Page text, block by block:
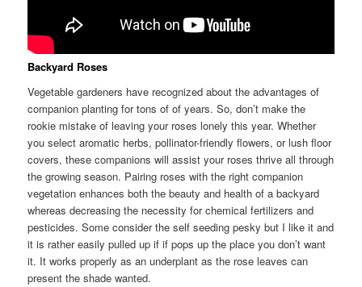
Backyard Roses
Vegetable gardeners have recognized about the advantages of
companion planting for tons of of years. So, don’t make the
rookie mistake of leaving your roses lonely this year. Whether
you select aromatic herbs, pollinator-friendly flowers, or lush floor
covers, these companions will assist your roses thrive all through
the growing season. Pairing roses with the right companion
vegetation enhances both the beauty and health of a backyard
whereas decreasing the necessity for chemical fertilizers and
pesticides. Some consider the self seeding pesky but I like it and
it is rather easily pulled up if if pops up the place you don’t want
it. It works properly as an underplant as the rose leaves can
present the shade wanted.